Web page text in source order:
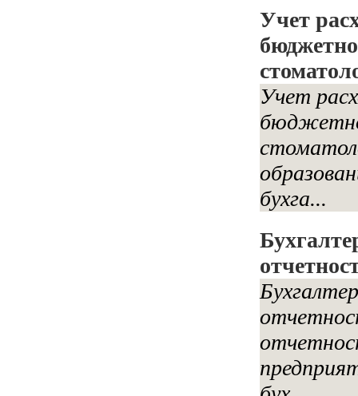
Учет
Учет
бухга...